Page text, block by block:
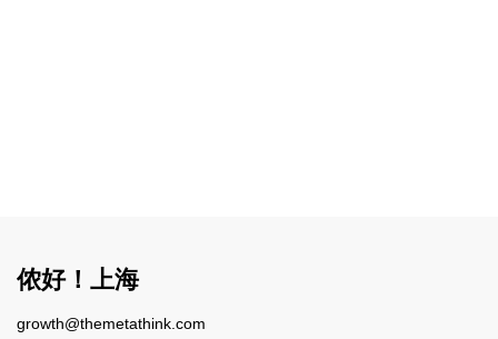
侬好！上海
growth@themetathink.com